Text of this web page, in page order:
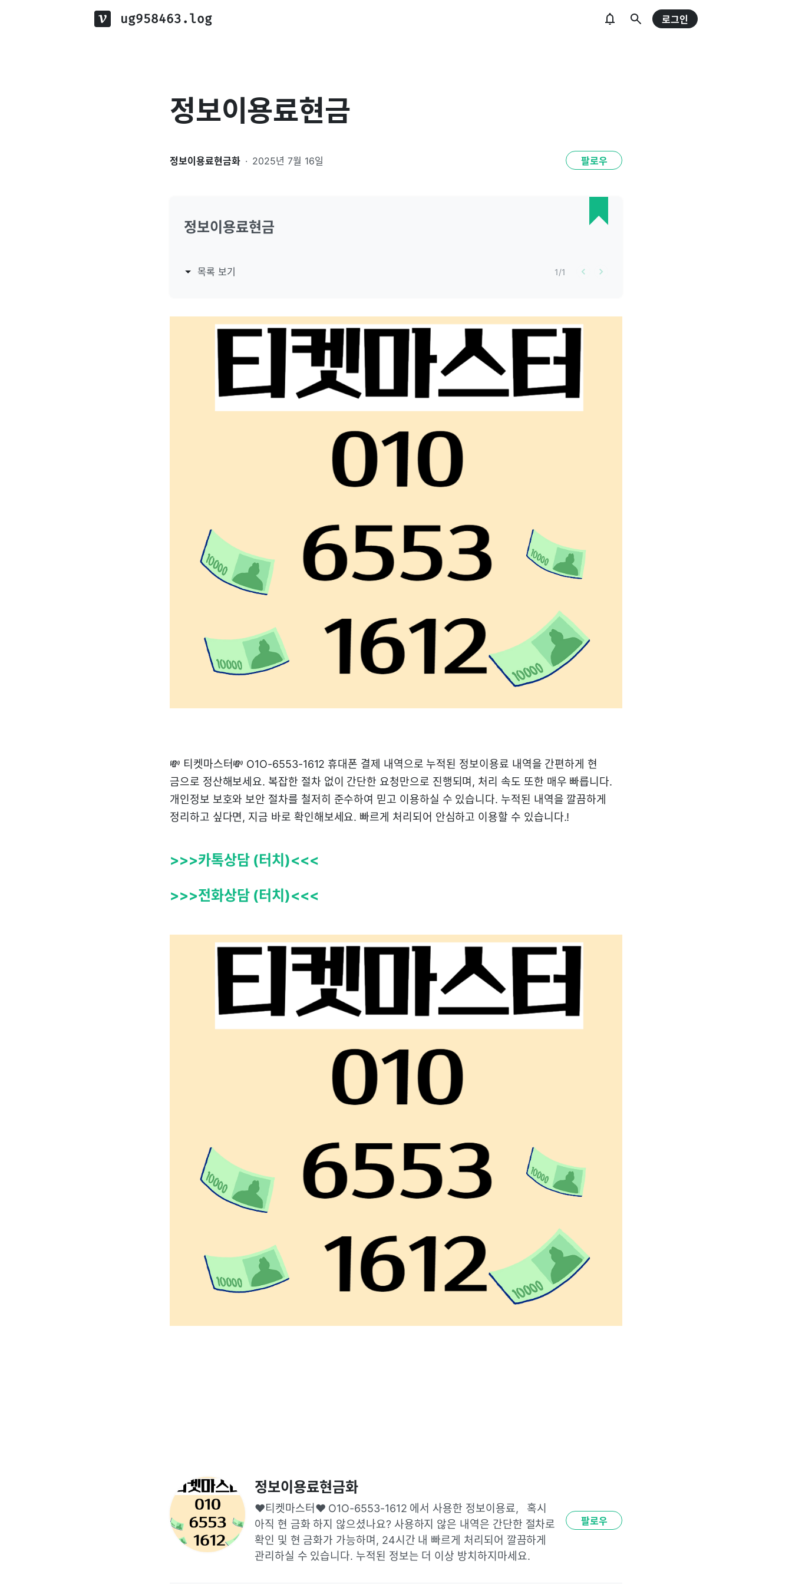
ug958463.log 로그인
정보이용료현금
정보이용료현금화 · 2025년 7월 16일 팔로우
정보이용료현금
목록 보기 1/1
💸 티켓마스터💸 O1O-6553-1612 휴대폰 결제 내역으로 누적된 정보이용료 내역을 간편하게 현
금으로 정산해보세요. 복잡한 절차 없이 간단한 요청만으로 진행되며, 처리 속도 또한 매우 빠릅니다.
개인정보 보호와 보안 절차를 철저히 준수하여 믿고 이용하실 수 있습니다. 누적된 내역을 깔끔하게
정리하고 싶다면, 지금 바로 확인해보세요. 빠르게 처리되어 안심하고 이용할 수 있습니다.!
>>>카톡상담 (터치)<<<
>>>전화상담 (터치)<<<
정보이용료현금화
♥️티켓마스터♥️ O1O-6553-1612 에서 사용한 정보이용료,   혹시
아직 현 금화 하지 않으셨나요? 사용하지 않은 내역은 간단한 절차로
확인 및 현 금화가 가능하며, 24시간 내 빠르게 처리되어 깔끔하게
관리하실 수 있습니다. 누적된 정보는 더 이상 방치하지마세요.
팔로우